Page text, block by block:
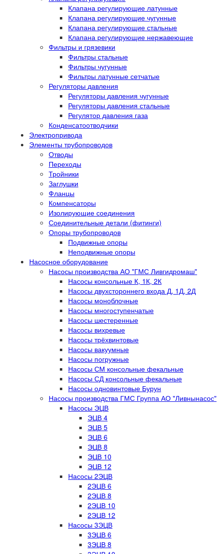
Клапана регулирующие латунные
Клапана регулирующие чугунные
Клапана регулирующие стальные
Клапана регулирующие нержавеющие
Фильтры и грязевики
Фильтры стальные
Фильтры чугунные
Фильтры латунные сетчатые
Регуляторы давления
Регуляторы давления чугунные
Регуляторы давления стальные
Регулятор давления газа
Конденсатоотводчики
Электропривода
Элементы трубопроводов
Отводы
Переходы
Тройники
Заглушки
Фланцы
Компенсаторы
Изолирующие соединения
Соединительные детали (фитинги)
Опоры трубопроводов
Подвижные опоры
Неподвижные опоры
Насосное оборудование
Насосы производства АО "ГМС Ливгидромаш"
Насосы консольные К, 1К, 2К
Насосы двухстороннего входа Д, 1Д, 2Д
Насосы моноблочные
Насосы многоступенчатые
Насосы шестеренные
Насосы вихревые
Насосы трёхвинтовые
Насосы вакуумные
Насосы погружные
Насосы СМ консольные фекальные
Насосы СД консольные фекальные
Насосы одновинтовые Бурун
Насосы производства ГМС Группа АО "Ливнынасос"
Насосы ЭЦВ
ЭЦВ 4
ЭЦВ 5
ЭЦВ 6
ЭЦВ 8
ЭЦВ 10
ЭЦВ 12
Насосы 2ЭЦВ
2ЭЦВ 6
2ЭЦВ 8
2ЭЦВ 10
2ЭЦВ 12
Насосы 3ЭЦВ
3ЭЦВ 6
3ЭЦВ 8